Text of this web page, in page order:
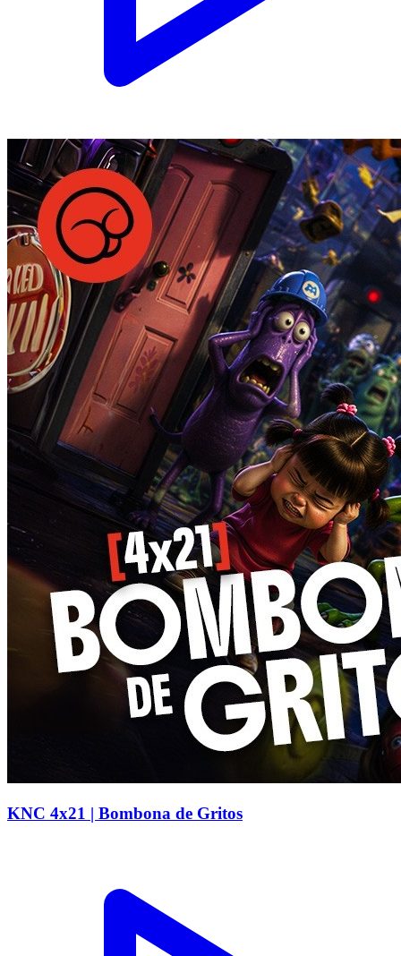
KNC 4x21 | Bombona de Gritos